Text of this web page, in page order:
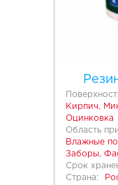
Кирпич,
Оцинковка
Область
Влажные
Заборы,
Срок
Страна: